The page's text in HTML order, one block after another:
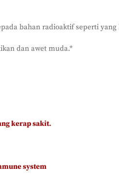
bahan radioaktif seperti
dan awet muda.*
kerap sakit.
system